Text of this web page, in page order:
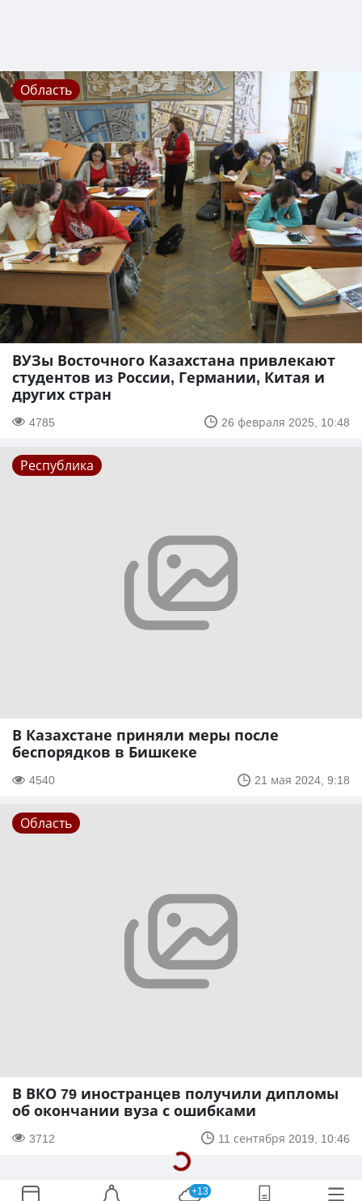
Область
ВУЗы Восточного Казахстана привлекают
студентов из России, Германии, Китая и
других стран
4785 26 февраля 2025, 10:48
Республика
В Казахстане приняли меры после
беспорядков в Бишкеке
4540 21 мая 2024, 9:18
Область
В ВКО 79 иностранцев получили дипломы
об окончании вуза с ошибками
3712 11 сентября 2019, 10:46
+13